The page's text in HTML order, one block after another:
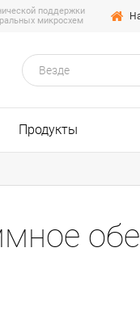
поддержки
микросхем
Везде
Продукты